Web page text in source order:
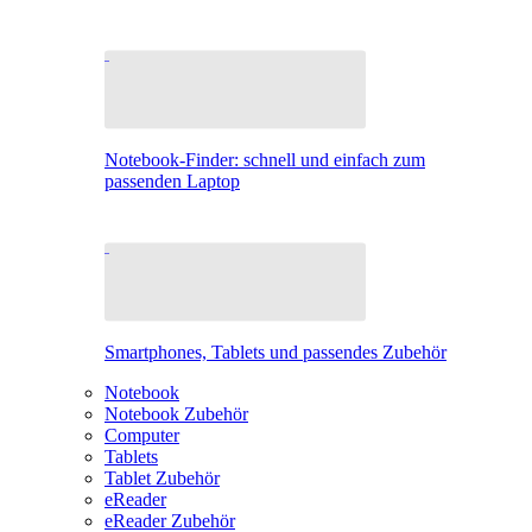
Notebook-Finder: schnell und einfach zum
passenden Laptop
Smartphones, Tablets und passendes Zubehör
Notebook
Notebook Zubehör
Computer
Tablets
Tablet Zubehör
eReader
eReader Zubehör